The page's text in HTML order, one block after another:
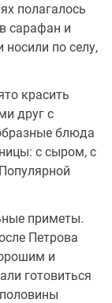
полагалось
сарафан и
по селу,
красить
друг с
блюда
с сыром, с
приметы.
Петрова
и
готовиться